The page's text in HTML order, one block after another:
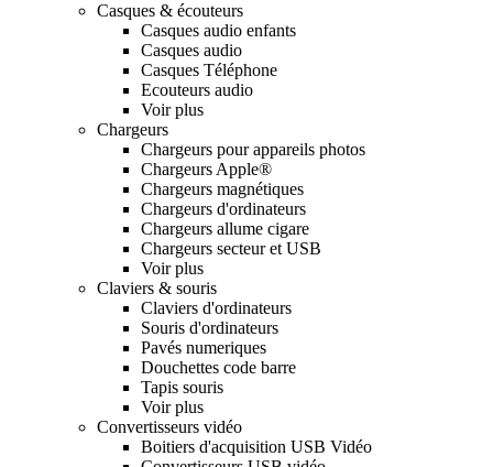
Casques & écouteurs
Casques audio enfants
Casques audio
Casques Téléphone
Ecouteurs audio
Voir plus
Chargeurs
Chargeurs pour appareils photos
Chargeurs Apple®
Chargeurs magnétiques
Chargeurs d'ordinateurs
Chargeurs allume cigare
Chargeurs secteur et USB
Voir plus
Claviers & souris
Claviers d'ordinateurs
Souris d'ordinateurs
Pavés numeriques
Douchettes code barre
Tapis souris
Voir plus
Convertisseurs vidéo
Boitiers d'acquisition USB Vidéo